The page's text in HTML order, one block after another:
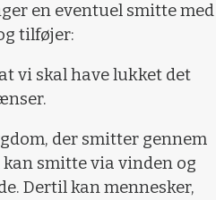
en eventuel smitte med
tilføjer:
vi skal have lukket det
der smitter gennem
kan smitte via vinden og
Dertil kan mennesker,